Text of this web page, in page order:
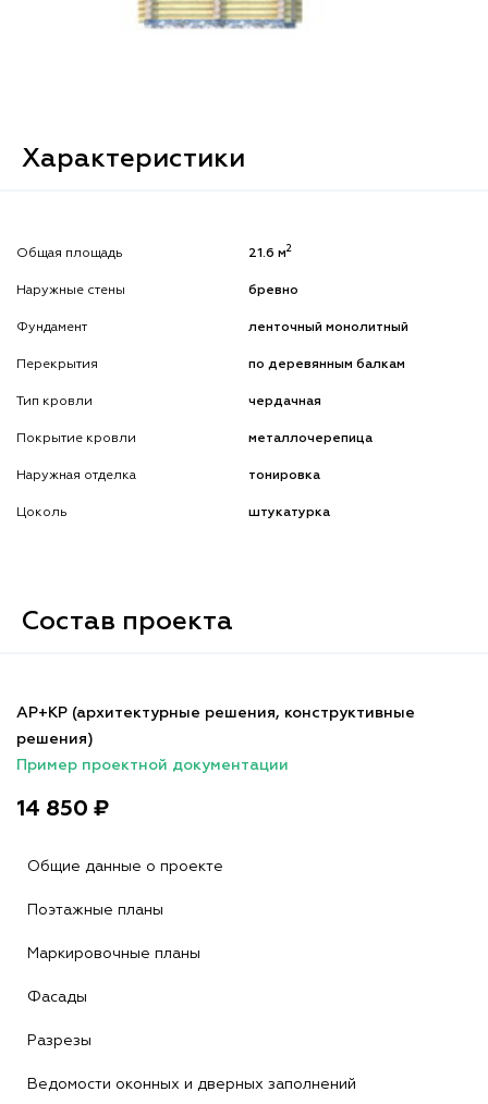
Характеристики
Общая площадь 21.6 м2
Наружные стены бревно
Фундамент ленточный монолитный
Перекрытия по деревянным балкам
Тип кровли чердачная
Покрытие кровли металлочерепица
Наружная отделка тонировка
Цоколь штукатурка
Состав проекта
АР+КР (архитектурные решения, конструктивные
решения)
Пример проектной документации
14 850 ₽
Общие данные о проекте
Поэтажные планы
Маркировочные планы
Фасады
Разрезы
Ведомости оконных и дверных заполнений